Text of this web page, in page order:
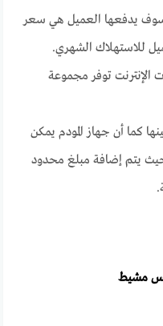
سوف يدفعها العميل هي سعر
للاستهلاك الشهري.
توفر مجموعة
كما أن جهاز المودم يمكن
يتم إضافة مبلغ محدود